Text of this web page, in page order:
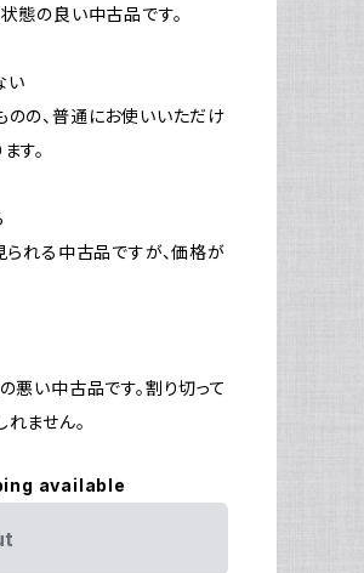
態の良い中古品です。
い
の、普通にお使いいただけ
す。
られる中古品ですが、価格が
悪い中古品です。割り切って
ません。
available